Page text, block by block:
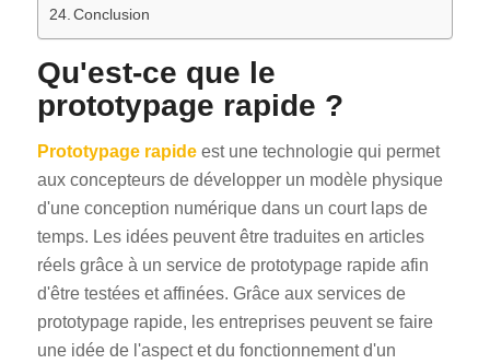
Conclusion
Qu'est-ce que le
prototypage rapide ?
Prototypage rapideest une technologie qui permet
aux concepteurs de développer un modèle physique
d'une conception numérique dans un court laps de
temps. Les idées peuvent être traduites en articles
réels grâce à un service de prototypage rapide afin
d'être testées et affinées. Grâce aux services de
prototypage rapide, les entreprises peuvent se faire
une idée de l'aspect et du fonctionnement d'un